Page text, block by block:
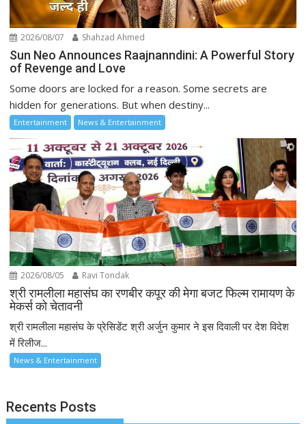
2026/08/07 Shahzad Ahmed
Sun Neo Announces Raajnanndini: A Powerful Story
of Revenge and Love
Some doors are locked for a reason. Some secrets are
hidden for generations. But when destiny...
Entertainment News & Entertainment
2026/08/05 Ravi Tondak
श्री रामलीला महासंघ का रणबीर कपूर की मेगा बजट फिल्म रामायण के
मेकर्स को चेतावनी
श्री रामलीला महासंघ के प्रेसिडेंट श्री अर्जुन कुमार ने इस दिवाली पर देश विदेश
में रिलीज...
News & Entertainment
Recents Posts